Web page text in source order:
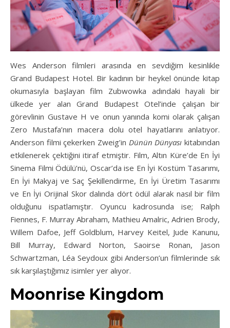
Wes Anderson filmleri arasında en sevdiğim kesinlikle
Grand Budapest Hotel. Bir kadının bir heykel önünde kitap
okumasıyla başlayan film Zubwowka adındaki hayali bir
ülkede yer alan Grand Budapest Otel’inde çalışan bir
görevlinin Gustave H ve onun yanında komi olarak çalışan
Zero Mustafa’nın macera dolu otel hayatlarını anlatıyor.
Anderson filmi çekerken Zweig’in Dünün Dünyasıkitabından
etkilenerek çektiğini itiraf etmiştir. Film, Altın Küre’de En İyi
Sinema Filmi Ödülü’nü, Oscar’da ise En İyi Kostüm Tasarımı,
En İyi Makyaj ve Saç Şekillendirme, En İyi Üretim Tasarımı
ve En İyi Orijinal Skor dalında dört ödül alarak nasıl bir film
olduğunu ispatlamıştır. Oyuncu kadrosunda ise; Ralph
Fiennes, F. Murray Abraham, Mathieu Amalric, Adrien Brody,
Willem Dafoe, Jeff Goldblum, Harvey Keitel, Jude Kanunu,
Bill Murray, Edward Norton, Saoirse Ronan, Jason
Schwartzman, Léa Seydoux gibi Anderson’un filmlerinde sık
sık karşılaştığımız isimler yer alıyor.
Moonrise Kingdom